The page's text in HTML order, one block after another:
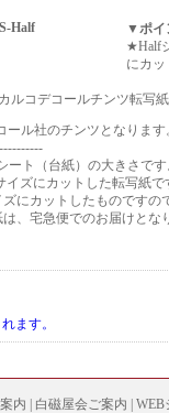
Half
▼ポイ
★Half
にカ
ルコデコールチンツ転写
ール社のチンツとなります
ート（台紙）の大きさで
イズにカットした転写紙で
にカットしたものです
、宅急便でのお届けとな
ます。
内 白磁屋会ご案内
WEB